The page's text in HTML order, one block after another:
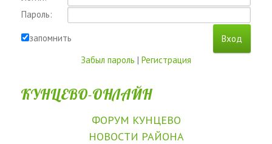
Пароль:
запомнить
Забыл пароль | Регистрация
КУНЦЕВО-ОНЛАЙН
ФОРУМ КУНЦЕВО
НОВОСТИ РАЙОНА